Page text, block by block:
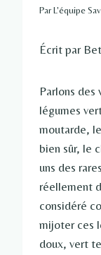
ParL'équipe
Écrit par
Parlons des
légumes
moutarde,
bien sûr, le
uns des
réellement
considéré
mijoter ces
doux, vert